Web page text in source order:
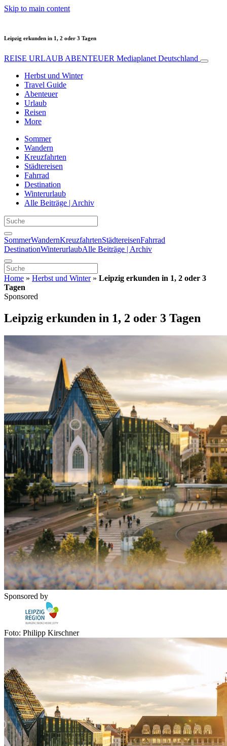
Skip to main content
Leipzig erkunden in 1, 2 oder 3 Tagen
REISE URLAUB ABENTEUER Mediaplanet Deutschland
Herbst und Winter
Travel Guide
Abenteuer
Urlaub
Reisen
More
Sommer
Wandern
Kreuzfahrten
Städtereisen
Fahrrad
Destination
Winterurlaub
Alle Beiträge | Archiv
SommerWandernKreuzfahrtenStädtereisenFahrrad
DestinationWinterurlaubAlle Beiträge | Archiv
Home » Herbst und Winter» Leipzig erkunden in 1, 2 oder 3
Tagen
Sponsored
Leipzig erkunden in 1, 2 oder 3 Tagen
Sponsored by
Foto: Philipp Kirschner